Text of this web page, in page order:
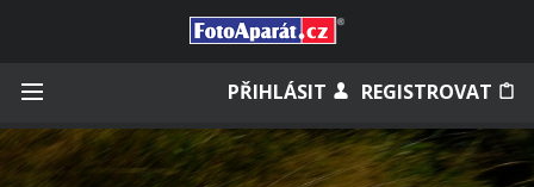
PŘIHLÁSIT REGISTROVAT